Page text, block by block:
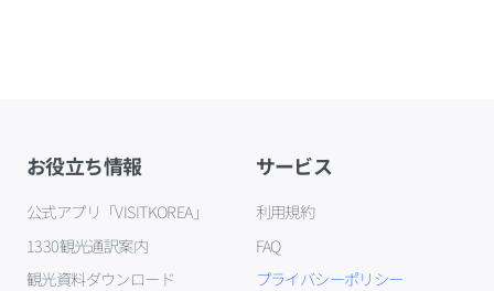
お役立ち情報
公式アプリ「VISITKOREA」
1330観光通訳案内
観光資料ダウンロード
サービス
利用規約
FAQ
プライバシーポリシー